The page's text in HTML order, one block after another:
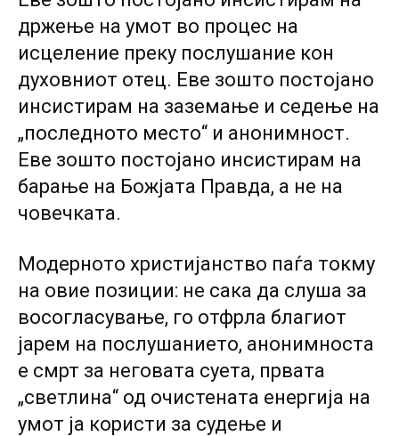
држење на умот во процес на
исцеление преку послушание кон
духовниот отец. Еве зошто постојано
инсистирам на заземање и седење на
„последното место“ и анонимност.
Еве зошто постојано инсистирам на
барање на Божјата Правда, а не на
човечката.
Модерното христијанство паѓа токму
на овие позиции: не сака да слуша за
восогласување, го отфрла благиот
јарем на послушанието, анонимноста
е смрт за неговата суета, првата
„светлина“ од очистената енергија на
умот ја користи за судење и